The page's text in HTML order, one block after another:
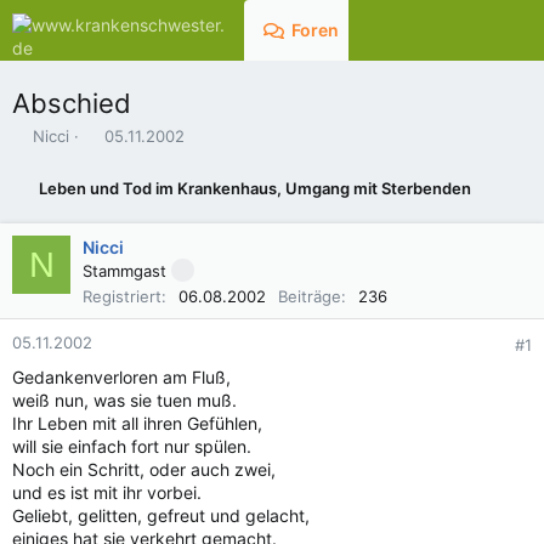
Foren
Abschied
E
e
Nicci
E
t
e
l
l
a
05.11.2002
Leben und Tod im Krankenhaus, Umgang mit Sterbenden
N Nicci
Stammgast
Registriert
06.08.2002 Beiträge 236
05.11.2002 #1
Gedankenverloren am Fluß,
weiß nun, was sie tuen muß.
Ihr Leben mit all ihren Gefühlen,
will sie einfach fort nur spülen.
Noch ein Schritt, oder auch zwei,
und es ist mit ihr vorbei.
Geliebt, gelitten, gefreut und gelacht,
einiges hat sie verkehrt gemacht.